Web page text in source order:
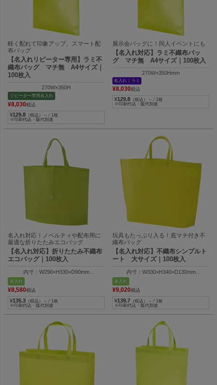
軽く配れて印象アップ、スマート配
布バッグ
【名入れリピーター専用】ラミ不
織布バッグ マチ無 A4サイズ｜
100枚入
270W×350H
リピーター専用名入れ
¥8,030税込
¥129.8 （税込）～ ⁄ 1枚
※印刷代込・版代別途
展示会バッグに！同人イベントにも
【名入れ対応】ラミ不織布バッ
グ マチ無 A4サイズ｜100枚入
270W×350Hmm
名入れ｜ラミ
¥8,030税込
¥129.8 （税込）～ ⁄ 1枚
※印刷代込・版代別途
名入れ対応！ノベルティや配布用に
最適な折りたたみエコバッグ
【名入れ対応】折りたたみ不織布
エコバッグ｜100枚入
内寸：W290×H330×D90mm
外寸：W380×H330×D90mm
名入れ
¥8,580税込
¥135.3 （税込）～ ⁄ 1枚
※印刷代込・版代別途
玩具もたっぷり入る！底マチ付き不
織布バッグ
【名入れ対応】不織布シンプルト
ート 大サイズ｜100枚入
内寸：W330×H340×D130mm
外寸：W460×H340×D130mm
名入れ
¥9,020税込
¥139.7 （税込）～ ⁄ 1枚
※印刷代込・版代別途